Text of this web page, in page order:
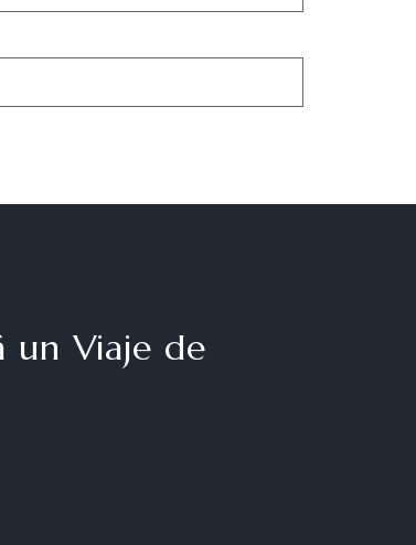
un Viaje de